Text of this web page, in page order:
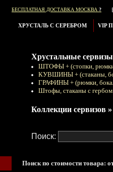
БЕСПЛАТНАЯ ДОСТАВКА МОСКВА ?
ХРУСТАЛЬ С СЕРЕБРОМ VIP
Хрустальные
ШТОФЫ + (стопки,
КУВШИНЫ + (стаканы,
ГРАФИНЫ + (рюмки,
Штофы, стаканы с
Коллекции сервизов »
Поиск:
Поиск по стоимости товара: